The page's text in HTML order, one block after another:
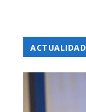
ACTUALIDAD